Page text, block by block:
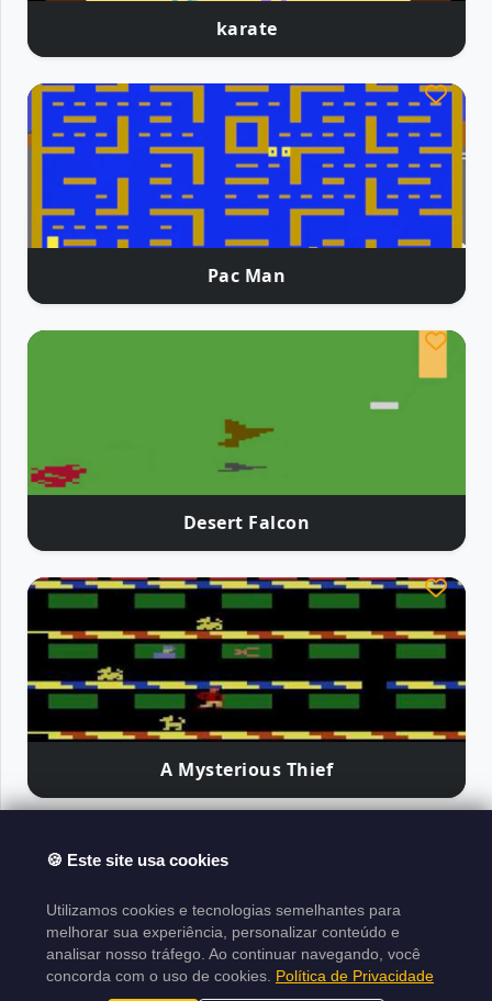
karate
Pac Man
Desert Falcon
A Mysterious Thief
Atari Classics
Sobre el Proyecto Aviso Legal
Derechos de Autor
Términos de Uso
XML
🍪 Este site usa cookies
Utilizamos cookies e tecnologias semelhantes para
melhorar sua experiência, personalizar conteúdo e
analisar nosso tráfego. Ao continuar navegando, você
concorda com o uso de cookies. Política de Privacidade